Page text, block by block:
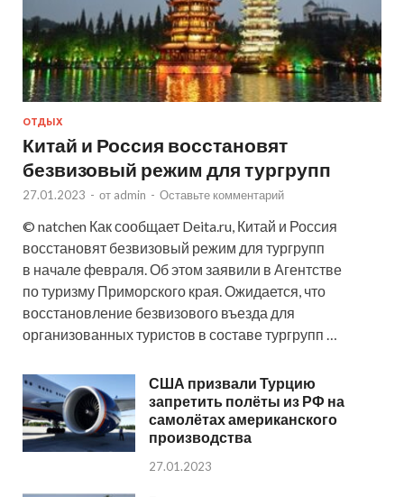
ОТДЫХ
Китай и Россия восстановят
безвизовый режим для тургрупп
27.01.2023 - от admin - Оставьте комментарий
© natchen Как сообщает Deita.ru, Китай и Россия
восстановят безвизовый режим для тургрупп
в начале февраля. Об этом заявили в Агентстве
по туризму Приморского края. Ожидается, что
восстановление безвизового въезда для
организованных туристов в составе тургрупп …
США призвали Турцию
запретить полёты из РФ на
самолётах американского
производства
27.01.2023